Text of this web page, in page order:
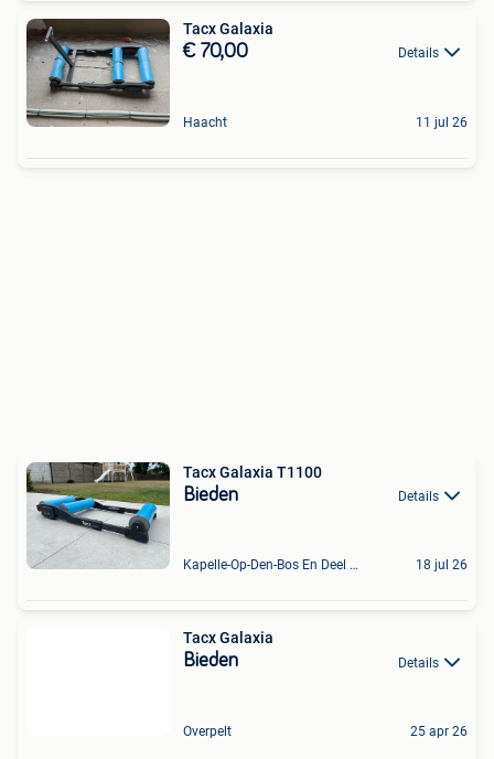
Tacx Galaxia
€ 70,00 Details
Haacht 11 jul 26
Tacx Galaxia T1100
Bieden Details
Kapelle-Op-Den-Bos En Deel Van Zemst 18 jul 26
Tacx Galaxia
Bieden Details
Overpelt 25 apr 26